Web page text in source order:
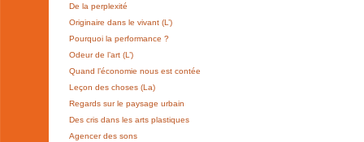
De la perplexité
Originaire dans le vivant (L’)
Pourquoi la performance ?
Odeur de l’art (L’)
Quand l’économie nous est contée
Leçon des choses (La)
Regards sur le paysage urbain
Des cris dans les arts plastiques
Agencer des sons